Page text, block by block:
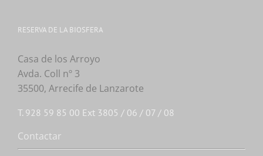
RESERVA DE LA BIOSFERA
Casa de los Arroyo
Avda. Coll nº 3
35500, Arrecife de Lanzarote
T. 928 59 85 00 Ext 3805 / 06 / 07 / 08
Contactar